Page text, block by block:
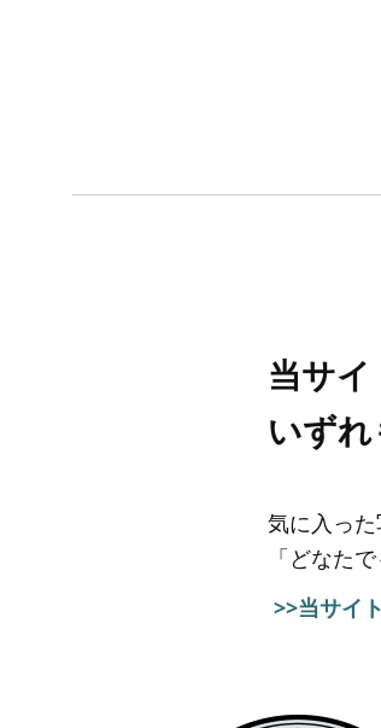
当サ
いずれ
気に入っ
「どなた
>>当サイ